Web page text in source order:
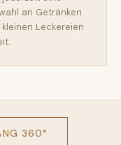
an Getränken
Leckereien
360°